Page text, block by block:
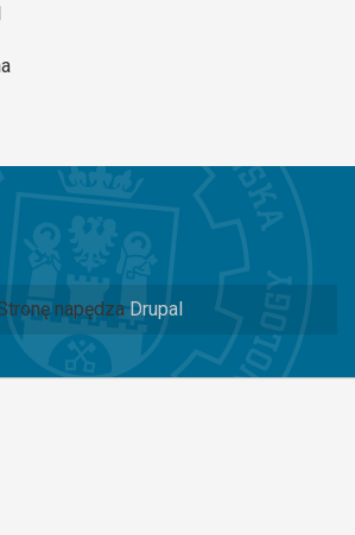
napędza Drupal